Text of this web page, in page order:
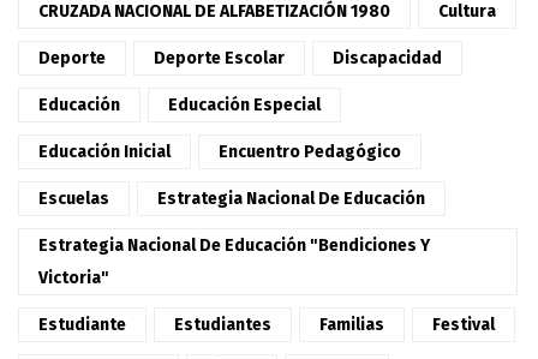
CRUZADA NACIONAL DE ALFABETIZACIÓN 1980 Cultura
Deporte Deporte Escolar Discapacidad
Educación Educación Especial
Educación Inicial Encuentro Pedagógico
Escuelas Estrategia Nacional De Educación
Estrategia Nacional De Educación "Bendiciones Y
Victoria"
Estudiante Estudiantes Familias Festival